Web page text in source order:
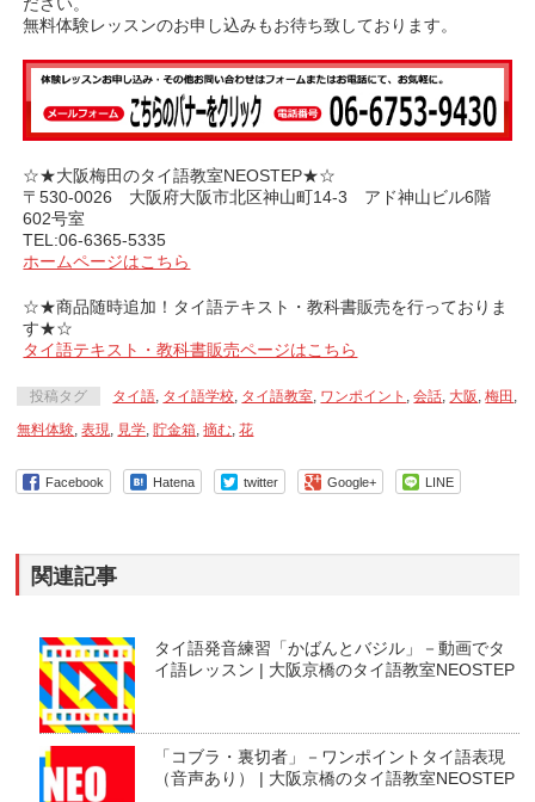
無料体験レッスンのお申し込みもお待ち致しております。
☆★大阪梅田のタイ語教室NEOSTEP★☆
〒530-0026 大阪府大阪市北区神山町14-3 アド神山ビル6階
602号室
TEL:06-6365-5335
ホームページはこちら
☆★商品随時追加！タイ語テキスト・教科書販売を行っておりま
す★☆
タイ語テキスト・教科書販売ページはこちら
投稿タグ タイ語, タイ語学校, タイ語教室, ワンポイント ,会話, 大阪 ,梅田 ,
無料体験,表現, 見学,貯金箱,摘む,花
Facebook Hatena twitter Google+ LINE
関連記事
タイ語発音練習「かばんとバジル」－動画でタ
イ語レッスン | 大阪京橋のタイ語教室NEOSTEP
「コブラ・裏切者」－ワンポイントタイ語表現
（音声あり） | 大阪京橋のタイ語教室NEOSTEP